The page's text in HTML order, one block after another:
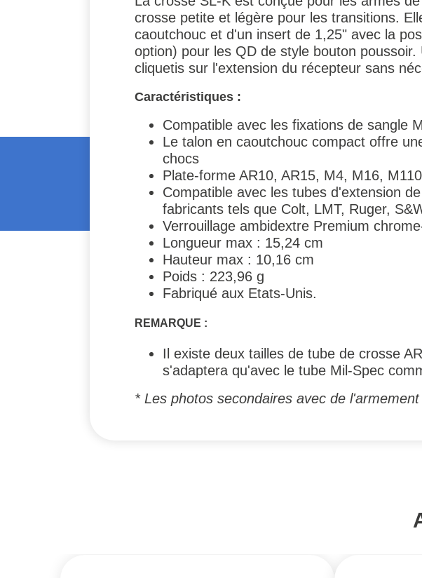
crosse petite et légère pour les transitions.
caoutchouc et d'un insert de 1,25" avec la
option) pour les QD de style bouton
cliquetis sur l'extension du récepteur sans
Caractéristiques :
Compatible avec les fixations de sangle
Le talon en caoutchouc compact offre
chocs
Plate-forme AR10, AR15, M4, M16,
Compatible avec les tubes d'extension
fabricants tels que Colt, LMT, Ruger,
Verrouillage ambidextre Premium
Longueur max : 15,24 cm
Hauteur max : 10,16 cm
Poids : 223,96 g
Fabriqué aux Etats-Unis.
REMARQUE :
Il existe deux tailles de tube de crosse
s'adaptera qu'avec le tube Mil-Spec
* Les photos secondaires avec de